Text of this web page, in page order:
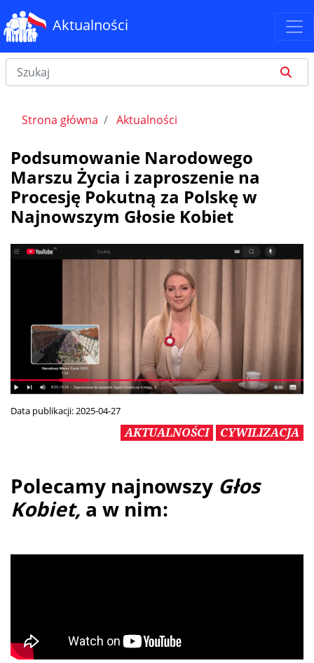
Aktualności
Strona główna Aktualności
Podsumowanie Narodowego
Marszu Życia i zaproszenie na
Procesję Pokutną za Polskę w
Najnowszym Głosie Kobiet
Data publikacji: 2025-04-27
AKTUALNOŚCI CYWILIZACJA
Polecamy najnowszy Głos
Kobiet, a w nim: